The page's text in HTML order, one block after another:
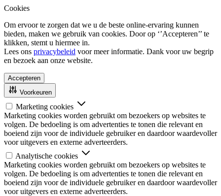
Cookies
Om ervoor te zorgen dat we u de beste online-ervaring kunnen
bieden, maken we gebruik van cookies. Door op ‘’Accepteren’’ te
klikken, stemt u hiermee in.
Lees ons privacybeleid voor meer informatie. Dank voor uw begrip
en bezoek aan onze website.
Accepteren
Voorkeuren
Marketing cookies
Marketing cookies worden gebruikt om bezoekers op websites te
volgen. De bedoeling is om advertenties te tonen die relevant en
boeiend zijn voor de individuele gebruiker en daardoor waardevoller
voor uitgevers en externe adverteerders.
Analytische cookies
Marketing cookies worden gebruikt om bezoekers op websites te
volgen. De bedoeling is om advertenties te tonen die relevant en
boeiend zijn voor de individuele gebruiker en daardoor waardevoller
voor uitgevers en externe adverteerders.